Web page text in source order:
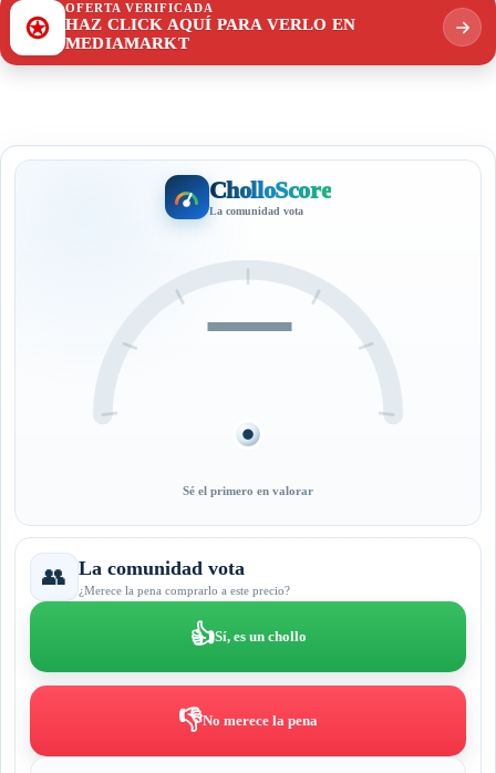
OFERTA VERIFICADA
HAZ CLICK AQUÍ PARA VERLO EN
MEDIAMARKT
CholloScore
La comunidad vota
—
Sé el primero en valorar
👥 La comunidad vota
¿Merece la pena comprarlo a este precio?
👍Sí, es un chollo
👎No merece la pena